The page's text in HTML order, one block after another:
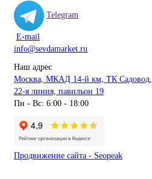
Telegram
E-mail
info@sevdamarket.ru
Наш адрес
Москва, МКАД 14-й км, ТК Садовод,
22-я линия, павильон 19
Пн - Вс: 6:00 - 18:00
Продвижение сайта - Seopeak